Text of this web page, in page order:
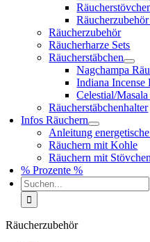
Räucherzubehör
Räucherharze Sets
Räucherstäbchen
Nagchampa
Indiana Incense
Celestial/
Räucherstäbchenhalter
Infos Räuchern
Anleitung
Räuchern mit Kohle
Räuchern mit Stövchen
% Prozente %
Suche
nach:
Räucherzubehör